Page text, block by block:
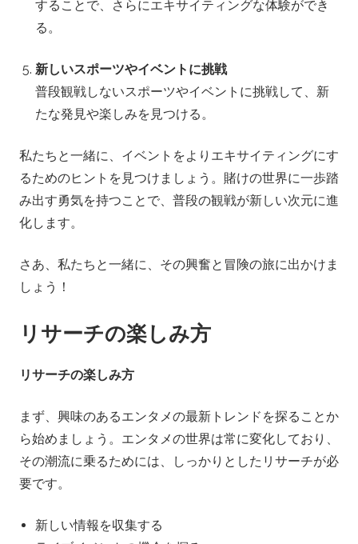
することで、さらにエキサイティングな体験ができ
る。
新しいスポーツやイベントに挑戦
普段観戦しないスポーツやイベントに挑戦して、新
たな発見や楽しみを見つける。
私たちと一緒に、イベントをよりエキサイティングにす
るためのヒントを見つけましょう。賭けの世界に一歩踏
み出す勇気を持つことで、普段の観戦が新しい次元に進
化します。
さあ、私たちと一緒に、その興奮と冒険の旅に出かけま
しょう！
リサーチの楽しみ方
リサーチの楽しみ方
まず、興味のあるエンタメの最新トレンドを探ることか
ら始めましょう。エンタメの世界は常に変化しており、
その潮流に乗るためには、しっかりとしたリサーチが必
要です。
新しい情報を収集する